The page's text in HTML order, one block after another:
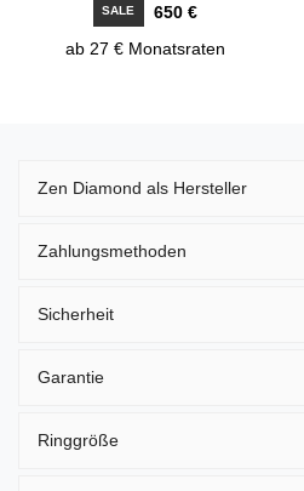
SALE
650 €
ab 27 € Monatsraten
Zen Diamond als Hersteller
Zahlungsmethoden
Sicherheit
Garantie
Ringgröße